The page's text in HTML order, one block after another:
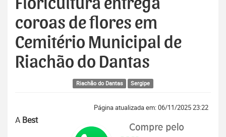
Floricultura entrega
coroas de flores em
Cemitério Municipal de
Riachão do Dantas
Riachão do Dantas Sergipe
Página atualizada em: 06/11/2025 23:22
A Best